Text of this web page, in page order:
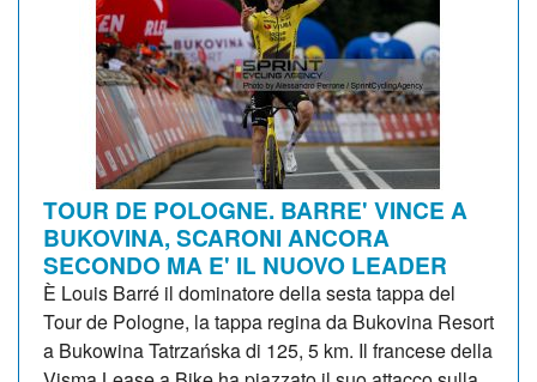
TOUR DE POLOGNE. BARRE' VINCE A
BUKOVINA, SCARONI ANCORA
SECONDO MA E' IL NUOVO LEADER
È Louis Barré il dominatore della sesta tappa del
Tour de Pologne, la tappa regina da Bukovina Resort
a Bukowina Tatrzańska di 125, 5 km. Il francese della